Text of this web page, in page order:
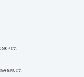
図ります。
を提供します。